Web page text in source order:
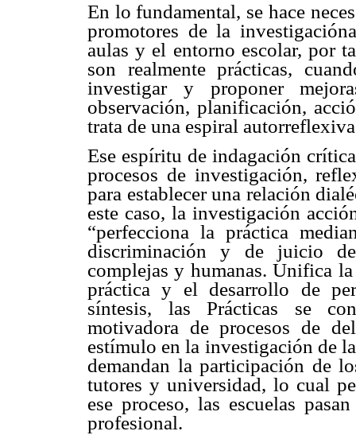
En lo fundamental, se hace
promotores de la
aulas y el entorno escolar, por
son realmente prácticas,
investigar y proponer
observación, planificación,
trata de una espiral
Ese espíritu de indagación
procesos de investigación,
para establecer una relación
este caso, la investigación
“perfecciona la práctica
discriminación y de juicio
complejas y humanas. Unifica
práctica y el desarrollo de
síntesis, las Prácticas se
motivadora de procesos de
estímulo en la investigación de
demandan la participación de
tutores y universidad, lo cual
ese proceso, las escuelas
profesional.